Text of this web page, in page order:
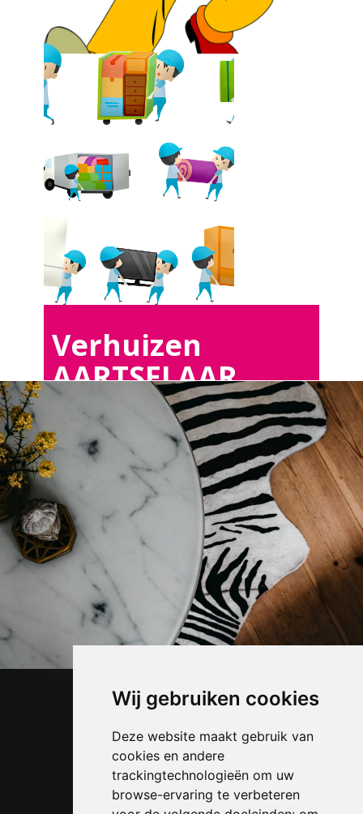
Wij gebruiken cookies
Deze website maakt gebruik van
cookies en andere
trackingtechnologieën om uw
browse-ervaring te verbeteren
Verhuizen
AARTSELAAR